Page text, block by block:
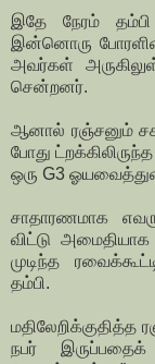
இதே நேரம்
இன்னொரு
அவர்கள்
சென்றனர்.
ஆனால் ரஞ்சனும்
போது
ஒரு G3
சாதாரணமாக
விட்டு அமைதியாக
முடிந்த
தம்பி.
மதிலேறிக்குதித்த
நபர்